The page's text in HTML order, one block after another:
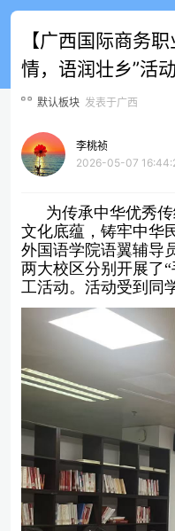
【广西国际商务
情，语润壮乡”活动
默认板块 发表于广西
李桃祯
2026-05-07
为传承中华优秀
文化底蕴， 铸牢中华
外国语学院语翼辅导
两大校区分别开展了
工活动。活动受到同